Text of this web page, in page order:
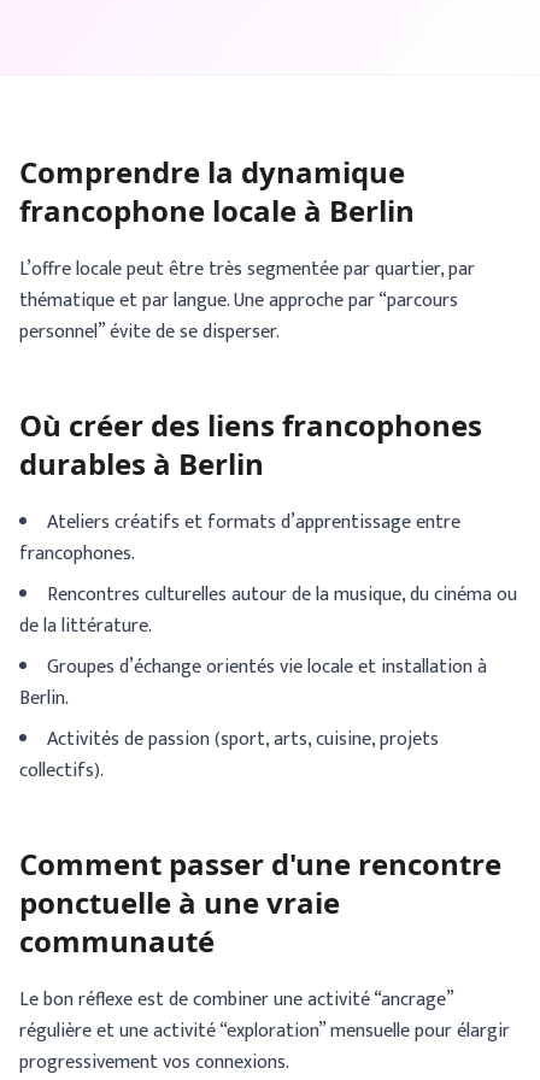
Comprendre la dynamique
francophone locale à Berlin
L’offre locale peut être très segmentée par quartier, par
thématique et par langue. Une approche par “parcours
personnel” évite de se disperser.
Où créer des liens francophones
durables à Berlin
Ateliers créatifs et formats d’apprentissage entre
francophones.
Rencontres culturelles autour de la musique, du cinéma ou
de la littérature.
Groupes d’échange orientés vie locale et installation à
Berlin.
Activités de passion (sport, arts, cuisine, projets
collectifs).
Comment passer d'une rencontre
ponctuelle à une vraie
communauté
Le bon réflexe est de combiner une activité “ancrage”
régulière et une activité “exploration” mensuelle pour élargir
progressivement vos connexions.